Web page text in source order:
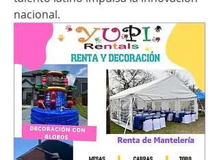
nacional.